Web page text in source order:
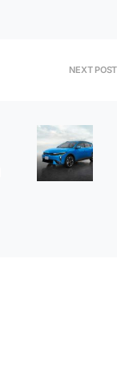
NEXT POST